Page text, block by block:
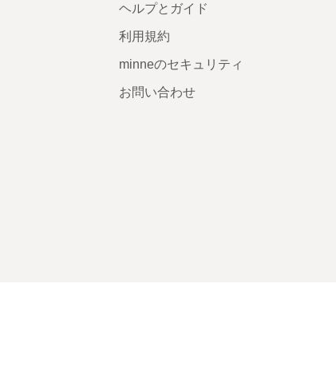
ヘルプとガイド
利用規約
minneのセキュリティ
お問い合わせ